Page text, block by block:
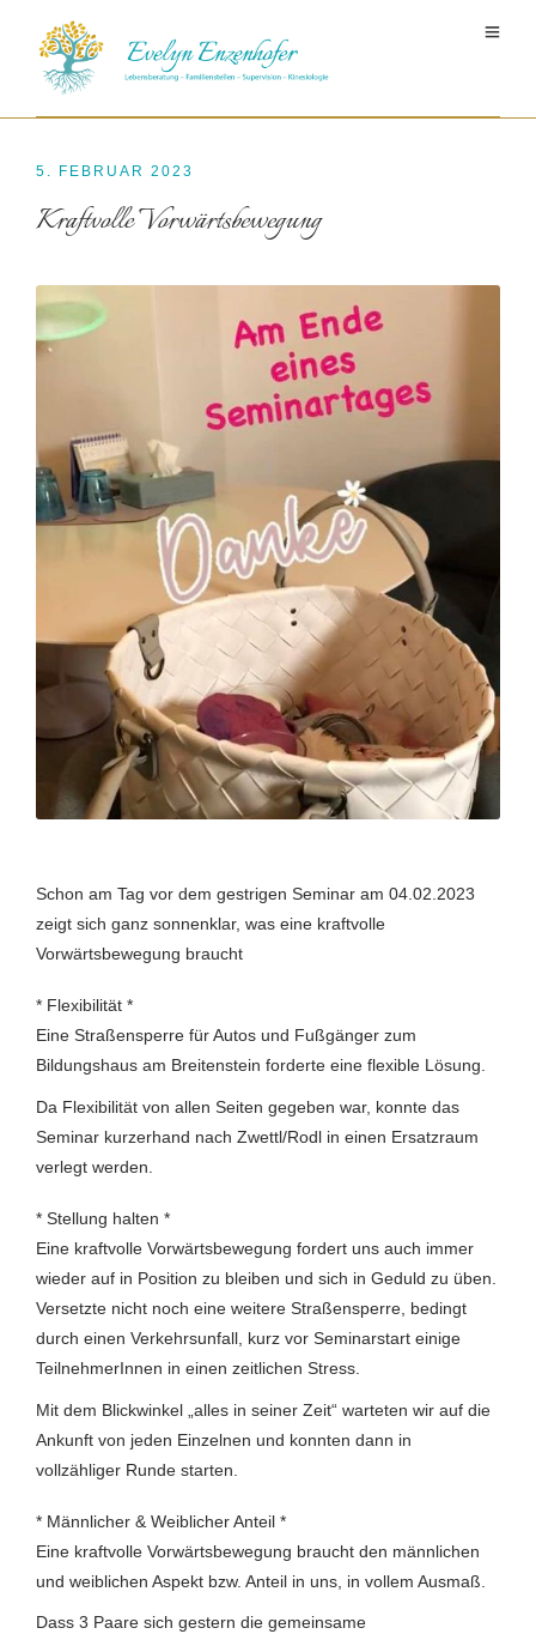
5. FEBRUAR 2023
Kraftvolle Vorwärtsbewegung
Schon am Tag vor dem gestrigen Seminar am 04.02.2023
zeigt sich ganz sonnenklar, was eine kraftvolle
Vorwärtsbewegung braucht
* Flexibilität *
Eine Straßensperre für Autos und Fußgänger zum
Bildungshaus am Breitenstein forderte eine flexible Lösung.
Da Flexibilität von allen Seiten gegeben war, konnte das
Seminar kurzerhand nach Zwettl/Rodl in einen Ersatzraum
verlegt werden.
* Stellung halten *
Eine kraftvolle Vorwärtsbewegung fordert uns auch immer
wieder auf in Position zu bleiben und sich in Geduld zu üben.
Versetzte nicht noch eine weitere Straßensperre, bedingt
durch einen Verkehrsunfall, kurz vor Seminarstart einige
TeilnehmerInnen in einen zeitlichen Stress.
Mit dem Blickwinkel „alles in seiner Zeit“ warteten wir auf die
Ankunft von jeden Einzelnen und konnten dann in
vollzähliger Runde starten.
* Männlicher & Weiblicher Anteil *
Eine kraftvolle Vorwärtsbewegung braucht den männlichen
und weiblichen Aspekt bzw. Anteil in uns, in vollem Ausmaß.
Dass 3 Paare sich gestern die gemeinsame